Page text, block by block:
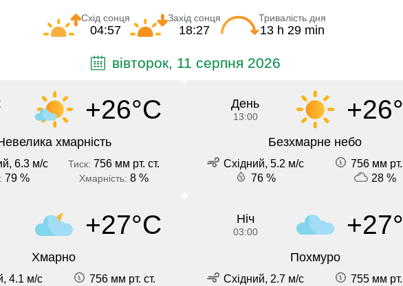
Схід сонця
04:57
Захід сонця
18:27
Тривалість дня
13 h 29 min
вівторок, 11 серпня 2026
+26°C
хмарність
6.3 м/с Тиск: 756 мм рт. ст.
79 % Хмарність: 8 %
День
13:00
Безхмарне небо
Східний, 5.2 м/с
756 мм рт.
76 %
28 %
+27°C
Хмарно
4.1 м/с
756 мм рт. ст.
Ніч
03:00
Похмуро
Східний, 2.7 м/с
755 мм рт.